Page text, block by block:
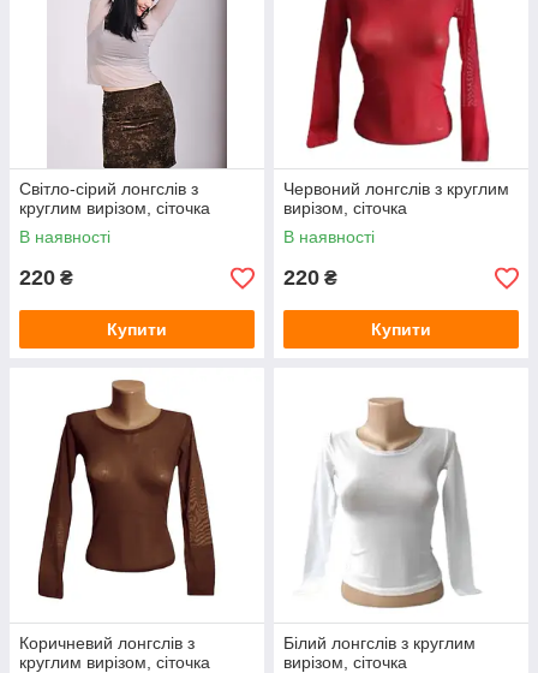
Світло-сірий лонгслів з
круглим вирізом, сіточка
В наявності
220 ₴
Купити
Червоний лонгслів з круглим
вирізом, сіточка
В наявності
220 ₴
Купити
Коричневий лонгслів з
круглим вирізом, сіточка
Білий лонгслів з круглим
вирізом, сіточка